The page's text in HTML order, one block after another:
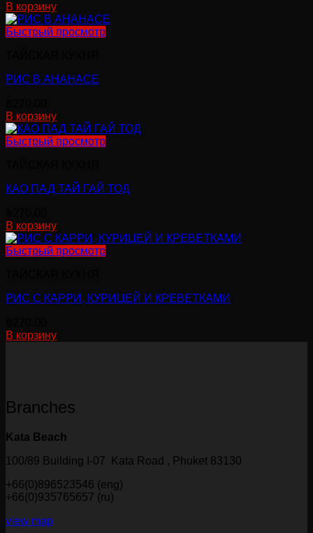
на
странице
товара.
В корзину
Быстрый просмотр
РИС В АНАНАСЕ
В корзину
Быстрый просмотр
КАО ПАД ТАЙ ГАЙ ТОД
В корзину
Быстрый просмотр
РИС С КАРРИ, КУРИЦЕЙ И КРЕВЕТКАМИ
В корзину
Branches
Kata Beach
100/89 Building I-07 Kata Road , Phuket 83130
+66(0)896523546 (eng)
+66(0)935765657 (ru)
view map